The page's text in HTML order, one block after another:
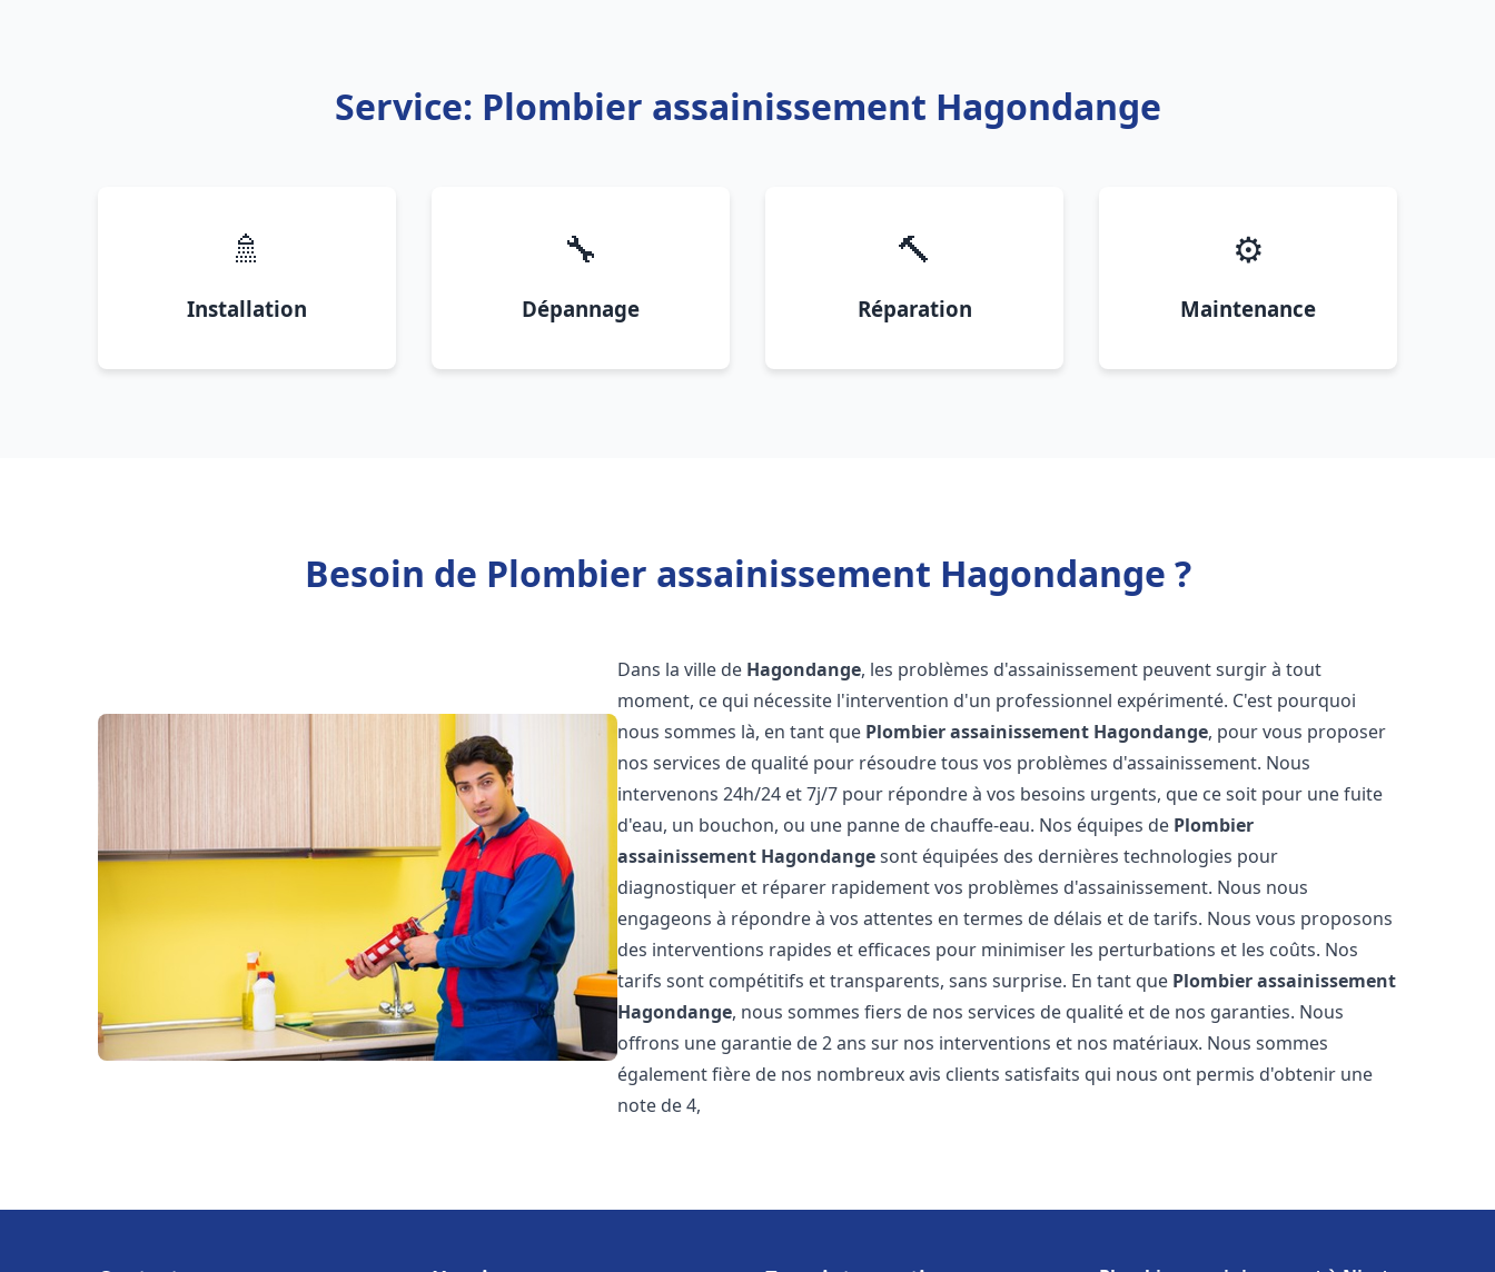
Service: Plombier assainissement Hagondange
🚿
Installation
🔧
Dépannage
🔨
Réparation
⚙️
Maintenance
Besoin de Plombier assainissement Hagondange ?
Dans la ville de Hagondange, les problèmes d'assainissement peuvent surgir à tout
moment, ce qui nécessite l'intervention d'un professionnel expérimenté. C'est pourquoi
nous sommes là, en tant que Plombier assainissement Hagondange, pour vous proposer
nos services de qualité pour résoudre tous vos problèmes d'assainissement. Nous
intervenons 24h/24 et 7j/7 pour répondre à vos besoins urgents, que ce soit pour une fuite
d'eau, un bouchon, ou une panne de chauffe-eau. Nos équipes de Plombier
assainissement Hagondangesont équipées des dernières technologies pour
diagnostiquer et réparer rapidement vos problèmes d'assainissement. Nous nous
engageons à répondre à vos attentes en termes de délais et de tarifs. Nous vous proposons
des interventions rapides et efficaces pour minimiser les perturbations et les coûts. Nos
tarifs sont compétitifs et transparents, sans surprise. En tant que Plombier assainissement
Hagondange, nous sommes fiers de nos services de qualité et de nos garanties. Nous
offrons une garantie de 2 ans sur nos interventions et nos matériaux. Nous sommes
également fière de nos nombreux avis clients satisfaits qui nous ont permis d'obtenir une
note de 4,